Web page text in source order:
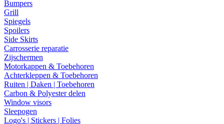
Bumpers
Grill
Spiegels
Spoilers
Side Skirts
Carrosserie reparatie
Zijschermen
Motorkappen & Toebehoren
Achterkleppen & Toebehoren
Ruiten | Daken | Toebehoren
Carbon & Polyester delen
Window visors
Sleepogen
Logo's | Stickers | Folies